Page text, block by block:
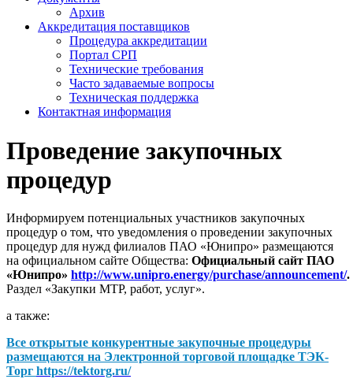
Архив
Аккредитация поставщиков
Процедура аккредитации
Портал СРП
Технические требования
Часто задаваемые вопросы
Техническая поддержка
Контактная информация
Проведение закупочных
процедур
Информируем потенциальных участников закупочных
процедур о том, что уведомления о проведении закупочных
процедур для нужд филиалов ПАО «Юнипро» размещаются
на официальном сайте Общества: Официальный сайт ПАО
«Юнипро» http://www.unipro.energy/purchase/announcement/.
Раздел «Закупки МТР, работ, услуг».
а также:
Все открытые конкурентные закупочные процедуры
размещаются на Электронной торговой площадке ТЭК-
Торг https://tektorg.ru/